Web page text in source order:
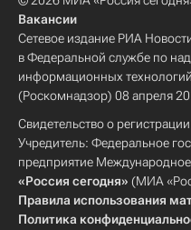
Вакансии
Сетевое издание РИА
в Федеральной службе по
информационных
(Роскомнадзор) 08 апреля
Свидетельство о
Учредитель: Федеральное
предприятие
«Россия сегодня» (МИА
Правила использования
Политика